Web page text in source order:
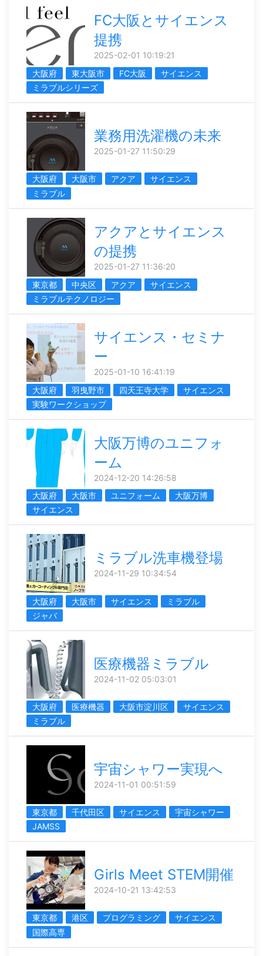
FC大阪とサイエンス
提携
2025-02-01 10:19:21
大阪府
東大阪市 FC大阪
サイエンス
ミラブルシリーズ
業務用洗濯機の未来
2025-01-27 11:50:29
大阪府 大阪市 アクア
サイエンス
ミラブル
アクアとサイエンス
の提携
2025-01-27 11:36:20
東京都
中央区 アクア
サイエンス
ミラブルテクノロジー
サイエンス・セミナ
ー
2025-01-10 16:41:19
大阪府
羽曳野市 四天王寺大学
サイエンス
実験ワークショップ
大阪万博のユニフォ
ーム
2024-12-20 14:26:58
大阪府
大阪市 ユニフォーム
大阪万博
サイエンス
ミラブル洗車機登場
2024-11-29 10:34:54
大阪府 大阪市 サイエンス
ミラブル
ジャバ
医療機器ミラブル
2024-11-02 05:03:01
大阪府 医療機器 大阪市淀川区
サイエンス
ミラブル
宇宙シャワー実現へ
2024-11-01 00:51:59
東京都 千代田区 サイエンス
宇宙シャワー
JAMSS
Girls Meet STEM開催
2024-10-21 13:42:53
東京都 港区 プログラミング
サイエンス
国際高専